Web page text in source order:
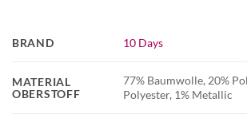
BRAND 10 Days
MATERIAL
OBERSTOFF
77% Baumwolle, 20%
Polyester, 1% Metallic